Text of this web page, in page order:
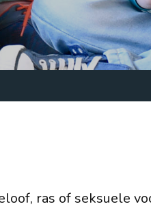
968
ras of seksuele